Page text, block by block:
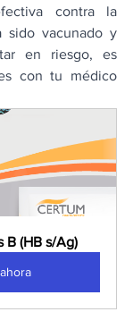
contra la
sido vacunado y
en riesgo, es
con tu médico
B (HB s/Ag)